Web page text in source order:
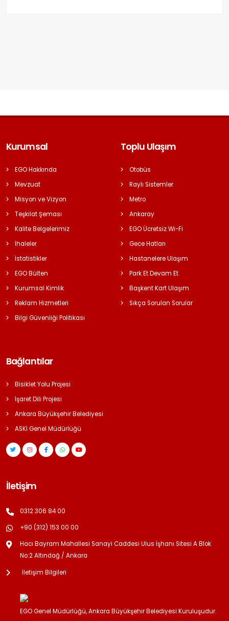
Kurumsal
EGO Hakkında
Mevzuat
Misyon ve Vizyon
Teşkilat Şeması
Kalite Belgelerimiz
İhaleler
İstatistikler
EGO Bülten
Kurumsal Kimlik
Reklam Hizmetleri
Bilgi Güvenliği Politikası
Toplu Ulaşım
Otobüs
Raylı Sistemler
Metro
Ankaray
EGO Ücretsiz Wi-Fi
Gece Hatları
Hastanelere Ulaşım
Park Et Devam Et
Başkent Kart Ulaşım
Sıkça Sorulan Sorular
Bağlantılar
Bisiklet Yolu Projesi
İşaret Dili Projesi
Ankara Büyükşehir Belediyesi
ASKİ Genel Müdürlüğü
İletişim
0312 306 84 00
+90 (312) 153 00 00
Hacı Bayram Mahallesi Sanayi Caddesi Ulus İşhanı Sitesi A Blok
No:2 Altındağ / Ankara
İletişim Bilgileri
EGO Genel Müdürlüğü, Ankara Büyükşehir Belediyesi Kuruluşudur.